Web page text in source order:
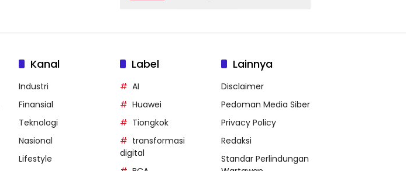
Kanal
Industri
Finansial
Teknologi
Nasional
Lifestyle
Label
AI
Huawei
Tiongkok
transformasi
digital
Lainnya
Disclaimer
Pedoman Media Siber
Privacy Policy
Redaksi
Standar Perlindungan